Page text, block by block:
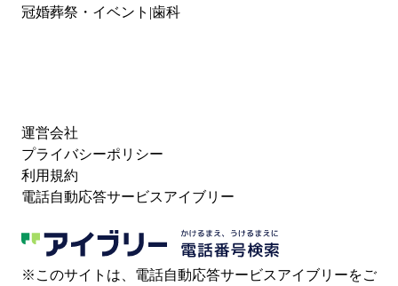
冠婚葬祭・イベント 歯科
運営会社
プライバシーポリシー
利用規約
電話自動応答サービスアイブリー
※このサイトは、電話自動応答サービスアイブリーをご